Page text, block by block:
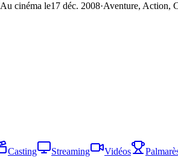
Au cinéma le17 déc. 2008·Aventure, Action,
Casting Streaming Vidéos